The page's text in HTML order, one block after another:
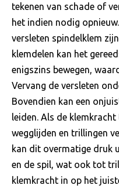
tekenen van schade of
het indien nodig
versleten spindelklem
klemdelen kan het
enigszins bewegen,
Vervang de versleten
Bovendien kan een
leiden. Als de
wegglijden en trillingen
kan dit overmatige druk
en de spil, wat ook tot
klemkracht in op het